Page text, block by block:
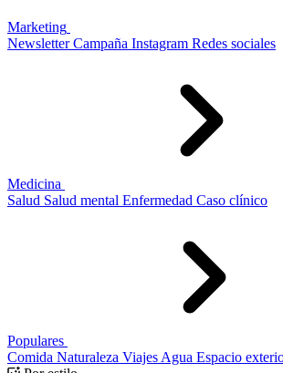
Marketing
Newsletter Campaña Instagram Redes sociales
Medicina
Salud Salud mental Enfermedad Caso clínico
Populares
Comida Naturaleza Viajes Agua Espacio